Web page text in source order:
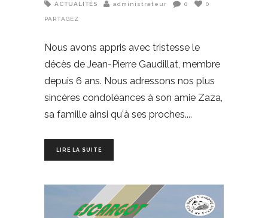
ACTUALITÉS administrateur 0 0
PARTAGEZ
Nous avons appris avec tristesse le
décès de Jean-Pierre Gaudillat, membre
depuis 6 ans. Nous adressons nos plus
sincères condoléances à son amie Zaza,
sa famille ainsi qu'à ses proches.
LIRE LA SUITE